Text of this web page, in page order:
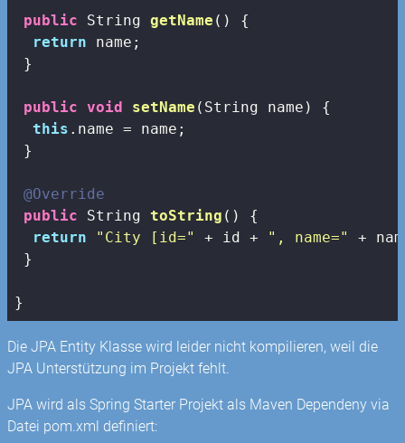
public String getName ()
{
return name;
}
public void setName (String name)
{
this .name = name;
}
@Override
public String toString ()
{
return
"City [id=" + id + ", name="
+
}
}
Die JPA Entity Klasse wird leider nicht kompilieren, weil die
JPA Unterstützung im Projekt fehlt.
JPA wird als Spring Starter Projekt als Maven Dependeny via
Datei pom.xml definiert: